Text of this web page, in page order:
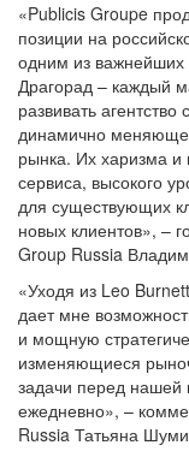
«Publicis Groupe
позиции на
одним из
Драгорад – каждый
развивать
динамично
рынка. Их харизма и
сервиса, высокого
для существующих
новых клиентов», –
Group Russia
«Уходя из Leo
дает мне
и мощную
изменяющиеся
задачи перед нашей
ежедневно», –
Russia Татьяна